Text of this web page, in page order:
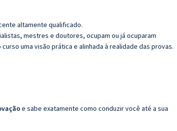
altamente qualificado.
mestres e doutores, ocupam ou já ocuparam
uma visão prática e alinhada à realidade das provas.
e sabe exatamente como conduzir você até a sua